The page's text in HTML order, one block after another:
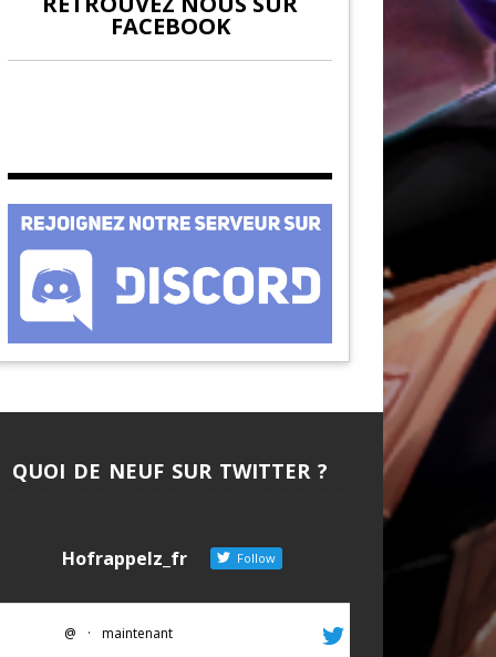
FACEBOOK
QUOI DE NEUF SUR TWITTER ?
Hofrappelz_fr Follow
@ · maintenant